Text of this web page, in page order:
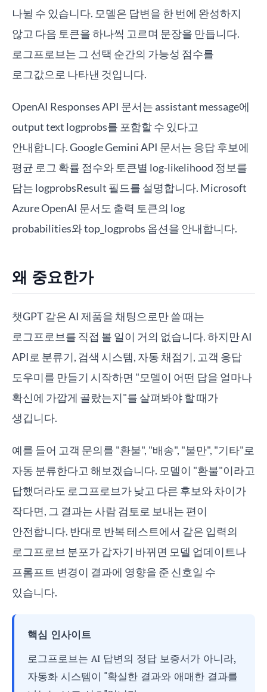
나뉠 수 있습니다. 모델은 답변을 한 번에 완성하지
않고 다음 토큰을 하나씩 고르며 문장을 만듭니다.
로그프로브는 그 선택 순간의 가능성 점수를
로그값으로 나타낸 것입니다.
OpenAI Responses API 문서는 assistant message에
output text logprobs를 포함할 수 있다고
안내합니다. Google Gemini API 문서는 응답 후보에
평균 로그 확률 점수와 토큰별 log-likelihood 정보를
담는 logprobsResult 필드를 설명합니다. Microsoft
Azure OpenAI 문서도 출력 토큰의 log
probabilities와 top_logprobs 옵션을 안내합니다.
왜 중요한가
챗GPT 같은 AI 제품을 채팅으로만 쓸 때는
로그프로브를 직접 볼 일이 거의 없습니다. 하지만 AI
API로 분류기, 검색 시스템, 자동 채점기, 고객 응답
도우미를 만들기 시작하면 "모델이 어떤 답을 얼마나
확신에 가깝게 골랐는지"를 살펴봐야 할 때가
생깁니다.
예를 들어 고객 문의를 "환불", "배송", "불만", "기타"로
자동 분류한다고 해보겠습니다. 모델이 "환불"이라고
답했더라도 로그프로브가 낮고 다른 후보와 차이가
작다면, 그 결과는 사람 검토로 보내는 편이
안전합니다. 반대로 반복 테스트에서 같은 입력의
로그프로브 분포가 갑자기 바뀌면 모델 업데이트나
프롬프트 변경이 결과에 영향을 준 신호일 수
있습니다.
핵심 인사이트
로그프로브는 AI 답변의 정답 보증서가 아니라,
자동화 시스템이 "확실한 결과와 애매한 결과를